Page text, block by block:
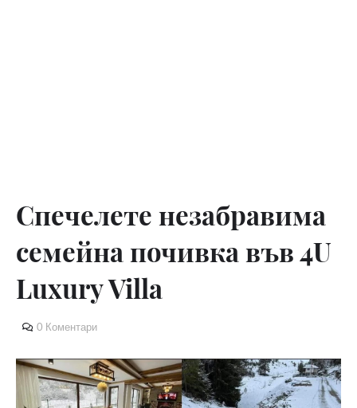
Спечелете незабравима
семейна почивка във 4U
Luxury Villa
0 Коментари